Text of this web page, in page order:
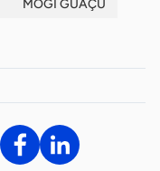
MOGI GUAÇU